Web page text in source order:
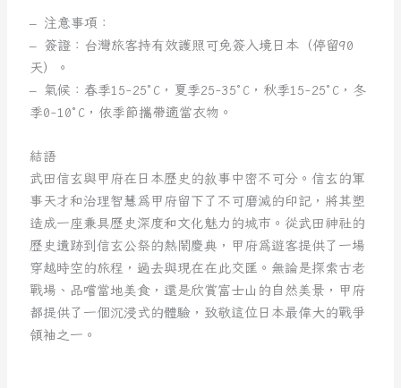
– 注意事項：
– 簽證：台灣旅客持有效護照可免簽入境日本（停留90
天）。
– 氣候：春季15-25°C，夏季25-35°C，秋季15-25°C，冬
季0-10°C，依季節攜帶適當衣物。
結語
武田信玄與甲府在日本歷史的敘事中密不可分。信玄的軍
事天才和治理智慧為甲府留下了不可磨滅的印記，將其塑
造成一座兼具歷史深度和文化魅力的城市。從武田神社的
歷史遺跡到信玄公祭的熱鬧慶典，甲府為遊客提供了一場
穿越時空的旅程，過去與現在在此交匯。無論是探索古老
戰場、品嚐當地美食，還是欣賞富士山的自然美景，甲府
都提供了一個沉浸式的體驗，致敬這位日本最偉大的戰爭
領袖之一。